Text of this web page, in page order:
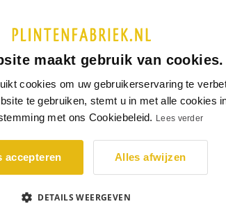
BEOORDEELD MET EEN 8.8
maakt gebruik van cookies.
cookies om uw gebruikerservaring te
te gebruiken, stemt u in met alle cookies
met ons Cookiebeleid. Lees verder
accepteren Alles afwijzen
DETAILS WEERGEVEN